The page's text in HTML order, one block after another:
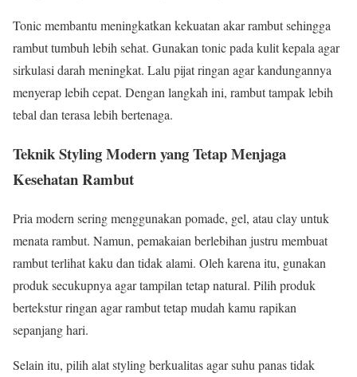
Tonic membantu meningkatkan kekuatan akar rambut sehingga
rambut tumbuh lebih sehat. Gunakan tonic pada kulit kepala agar
sirkulasi darah meningkat. Lalu pijat ringan agar kandungannya
menyerap lebih cepat. Dengan langkah ini, rambut tampak lebih
tebal dan terasa lebih bertenaga.
Teknik Styling Modern yang Tetap Menjaga
Kesehatan Rambut
Pria modern sering menggunakan pomade, gel, atau clay untuk
menata rambut. Namun, pemakaian berlebihan justru membuat
rambut terlihat kaku dan tidak alami. Oleh karena itu, gunakan
produk secukupnya agar tampilan tetap natural. Pilih produk
bertekstur ringan agar rambut tetap mudah kamu rapikan
sepanjang hari.
Selain itu, pilih alat styling berkualitas agar suhu panas tidak